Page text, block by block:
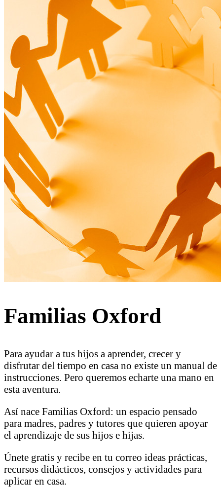
Familias Oxford
Para ayudar a tus hijos a aprender, crecer y
disfrutar del tiempo en casa no existe un manual de
instrucciones. Pero queremos echarte una mano en
esta aventura.
Así nace Familias Oxford: un espacio pensado
para madres, padres y tutores que quieren apoyar
el aprendizaje de sus hijos e hijas.
Únete gratis y recibe en tu correo ideas prácticas,
recursos didácticos, consejos y actividades para
aplicar en casa.